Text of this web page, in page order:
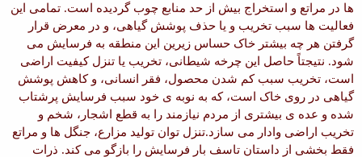
ها در مراتع و استخراج بیش از حد منابع چوب گردیده است. تمامی این
فعالیت ها سبب تخریب و یا حذف پوشش گیاهی، و در معرض قرار
گرفتن هر چه بیشتر خاک حساس زیرین این منطقه به فرسایش می
شود. نتیجتاً حاصل این چرخه شیطانی، تخریب یا تنزل کیفیت اراضی
است، تخریب سبب کم شدن محصول، فقر انسانی، و کاهش پوشش
گیاهی در روی خاک است، که به نوبه ی خود سبب فرسایش پرشتاب
شده و عده ی بیشتری از مردم نیازمند را به قطع اشجار، شخم و
تخریب اراضی وادار می سازد.تنزل توان تولید مزارع، جنگل ها و مراتع
فقط بخشی از داستان تاسف بار فرسایش را بازگو می کند. ذرات